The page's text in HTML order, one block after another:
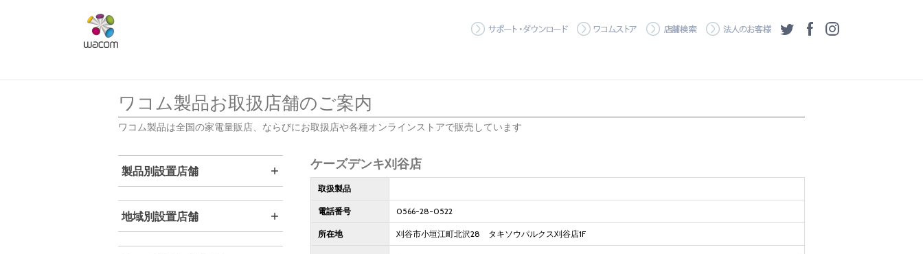
サポート・ダウンロード
ワコムストア 店舗検索 法人のお客様
ツイッターフェイスブック
ワコム製品お取扱店舗のご案内
ワコム製品は全国の家電量販店、ならびにお取扱店や各種オンラインストアで販売しています
ケーズデンキ刈谷店
取扱製品
電話番号 0566-28-0522
所在地 刈谷市小垣江町北沢28 タキソウパルクス刈谷店1F
製品別設置店舗
地域別設置店舗